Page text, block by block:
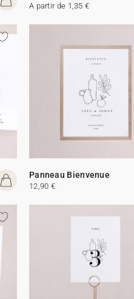
A partir de 1,35 €
Panneau Bienvenue
12,90 €